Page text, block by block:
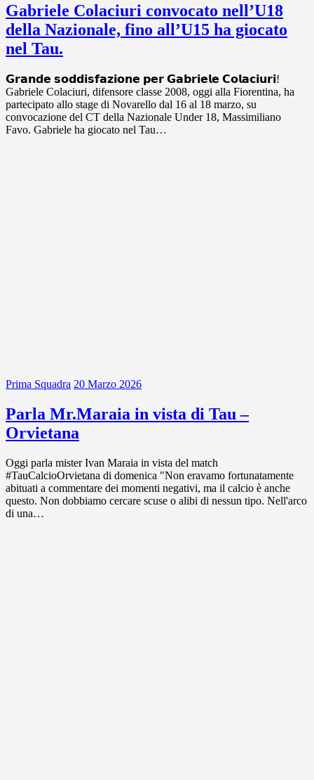
Gabriele Colaciuri convocato nell’U18
della Nazionale, fino all’U15 ha giocato
nel Tau.
𝗚𝗿𝗮𝗻𝗱𝗲 𝘀𝗼𝗱𝗱𝗶𝘀𝗳𝗮𝘇𝗶𝗼𝗻𝗲 𝗽𝗲𝗿 𝗚𝗮𝗯𝗿𝗶𝗲𝗹𝗲 𝗖𝗼𝗹𝗮𝗰𝗶𝘂𝗿𝗶!
Gabriele Colaciuri, difensore classe 2008, oggi alla Fiorentina, ha
partecipato allo stage di Novarello dal 16 al 18 marzo, su
convocazione del CT della Nazionale Under 18, Massimiliano
Favo. Gabriele ha giocato nel Tau…
Prima Squadra 20 Marzo 2026
Parla Mr.Maraia in vista di Tau –
Orvietana
Oggi parla mister Ivan Maraia in vista del match
#TauCalcioOrvietana di domenica "Non eravamo fortunatamente
abituati a commentare dei momenti negativi, ma il calcio è anche
questo. Non dobbiamo cercare scuse o alibi di nessun tipo. Nell'arco
di una…